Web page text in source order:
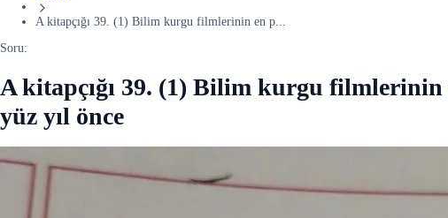
A kitapçığı 39. (1) Bilim kurgu filmlerinin en p...
Soru:
A kitapçığı 39. (1) Bilim kurgu
yüz yıl önce